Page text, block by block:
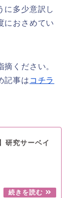
に多少意訳し
におさめてい
ください。
記事は コチラ
研究サーベイ